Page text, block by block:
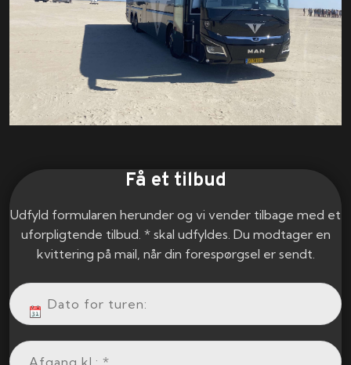
Få et tilbud
Udfyld formularen herunder og vi vender tilbage med et
uforpligtende tilbud. * skal udfyldes. Du modtager en
kvittering på mail, når din forespørgsel er sendt.